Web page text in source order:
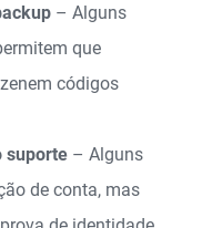
– Alguns
que
códigos
suporte – Alguns
de conta, mas